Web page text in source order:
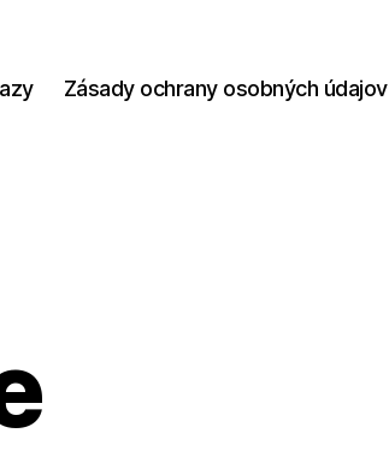
Zásady ochrany osobných údajov